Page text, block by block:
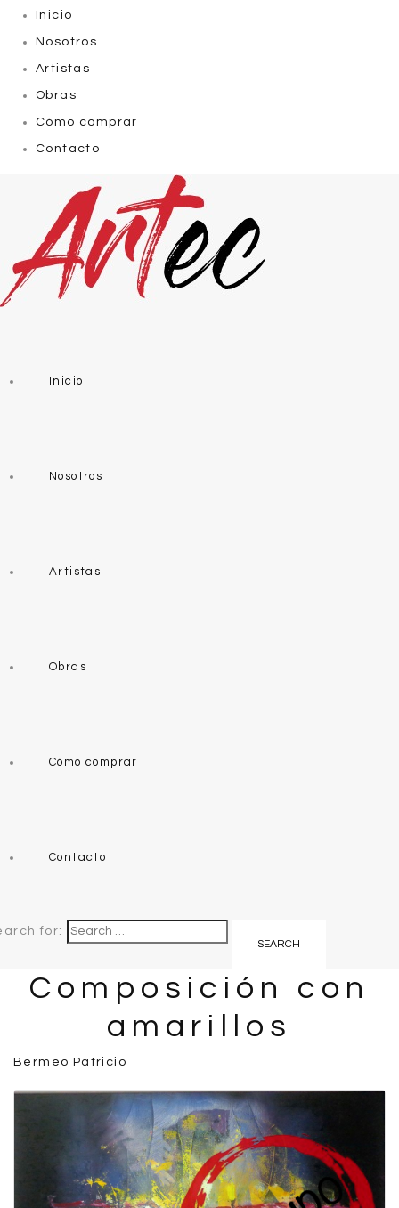
Inicio
Nosotros
Artistas
Obras
Cómo comprar
Contacto
Inicio
Nosotros
Artistas
Obras
Cómo comprar
Contacto
for:
Composición con
amarillos
Bermeo Patricio